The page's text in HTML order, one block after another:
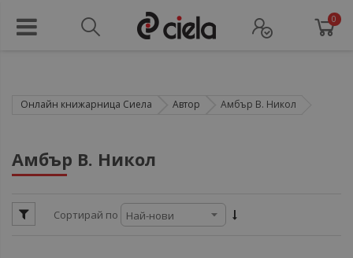
0
Онлайн книжарница Сиела Автор Амбър В. Никол
Амбър В. Никол
Сортирай по